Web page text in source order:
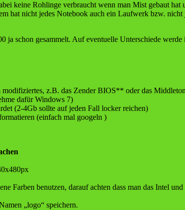
keine Rohlinge verbraucht wenn man Mist gebaut
hat nicht jedes Notebook auch ein Laufwerk bzw.
ja schon gesammelt. Auf eventuelle Unterschiede werde
z.B. das Zender BIOS** oder das
dafür Windows 7)
(2-4Gb sollte auf jeden Fall locker reichen)
(einfach mal googeln )
Farben benutzen, darauf achten dass man das Intel
„logo“ speichern.